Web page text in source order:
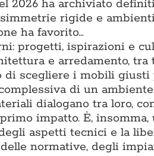
2026 ha archiviato
rigide e
ha favorito…
progetti, ispirazioni e
e arredamento,
di scegliere i mobili giusti
di un
dialogano tra loro,
impatto. È,
aspetti tecnici e la
normative, degli